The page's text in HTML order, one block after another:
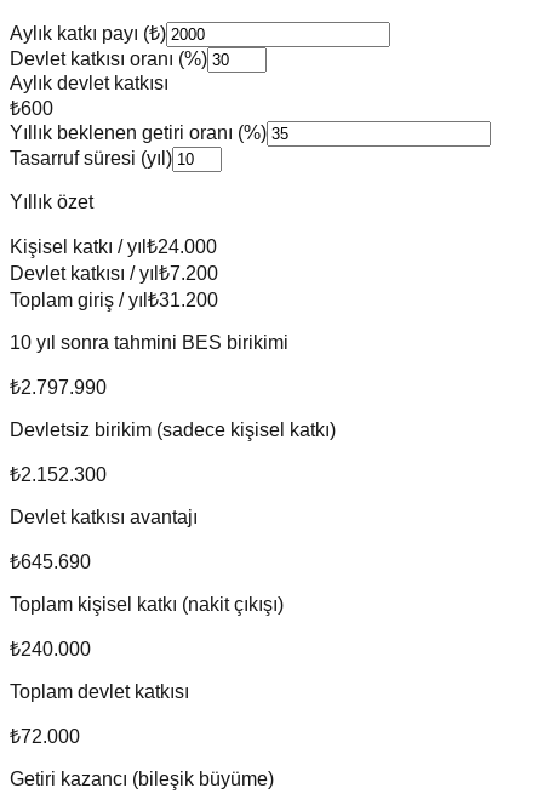
Aylık katkı payı (₺)
Devlet katkısı oranı (%)
Aylık devlet katkısı
₺600
Yıllık beklenen getiri oranı (%)
Tasarruf süresi (yıl)
Yıllık özet
Kişisel katkı / yıl ₺24.000
Devlet katkısı / yıl ₺7.200
Toplam giriş / yıl ₺31.200
10 yıl sonra tahmini BES birikimi
₺2.797.990
Devletsiz birikim (sadece kişisel katkı)
₺2.152.300
Devlet katkısı avantajı
₺645.690
Toplam kişisel katkı (nakit çıkışı)
₺240.000
Toplam devlet katkısı
₺72.000
Getiri kazancı (bileşik büyüme)